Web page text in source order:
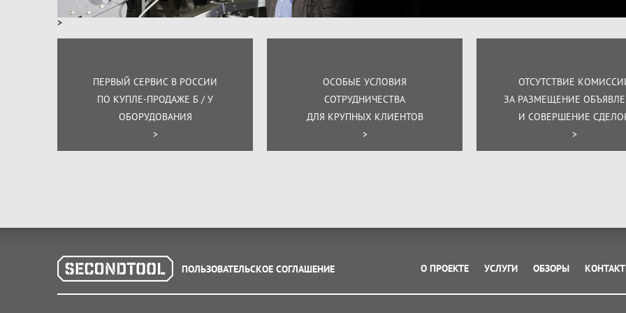
Мобильный станок - без крыльев и светооснащения,
электронная линейка- микрон 6-1 шт.
бесступенчатая продольная подача,
2-х скоростная вертикальная подача,
ящик для сбора опилок-1 шт.,
упоры бревна - 3 шт.,
>
ПЕРВЫЙ СЕРВИС В РОССИИ
ПО КУПЛЕ-ПРОДАЖЕ Б / У
ОБОРУДОВАНИЯ
>
ОСОБЫЕ УСЛОВИЯ
СОТРУДНИЧЕСТВА
ДЛЯ КРУПНЫХ КЛИЕНТОВ
>
ОТСУТСТВИЕ
ЗА РАЗМЕЩЕНИЕ
И СОВЕРШЕНИЕ
>
ПОЛЬЗОВАТЕЛЬСКОЕ СОГЛАШЕНИЕ О ПРОЕКТЕ УСЛУГИ ОБЗОРЫ